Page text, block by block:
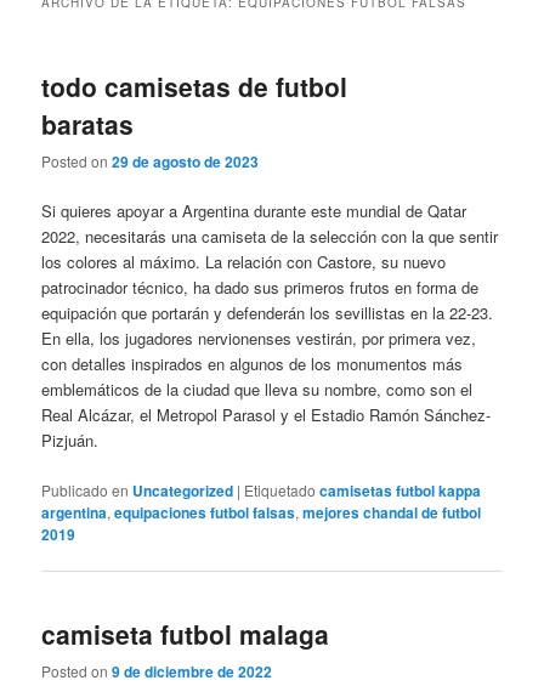
todo camisetas de futbol
baratas
Posted on29 de agosto de 2023
Si quieres apoyar a Argentina durante este mundial de Qatar
2022, necesitarás una camiseta de la selección con la que sentir
los colores al máximo. La relación con Castore, su nuevo
patrocinador técnico, ha dado sus primeros frutos en forma de
equipación que portarán y defenderán los sevillistas en la 22-23.
En ella, los jugadores nervionenses vestirán, por primera vez,
con detalles inspirados en algunos de los monumentos más
emblemáticos de la ciudad que lleva su nombre, como son el
Real Alcázar, el Metropol Parasol y el Estadio Ramón Sánchez-
Pizjuán.
Publicado en Uncategorized | Etiquetado camisetas futbol kappa
argentina,equipaciones futbol falsas,mejores chandal de futbol
2019
camiseta futbol malaga
Posted on9 de diciembre de 2022